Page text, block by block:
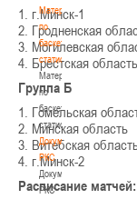
Материалы
по
баскетбольной
статистике
Материалы
по
баскетбольной
статистике
Документы
РКС
Документы
РКС
1. г.Минск-1
2. Гродненская
3. Могилевская
4. Брестская область
Группа Б
1. Гомельская
2. Минская область
3. Витебская
4. г.Минск-2
Расписание матчей: